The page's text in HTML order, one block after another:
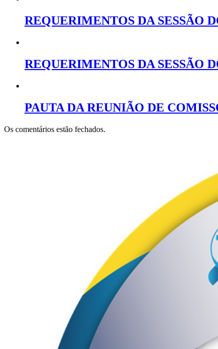
REQUERIMENTOS DA SESSÃO
REQUERIMENTOS DA SESSÃO
PAUTA DA REUNIÃO DE
Os comentários estão fechados.